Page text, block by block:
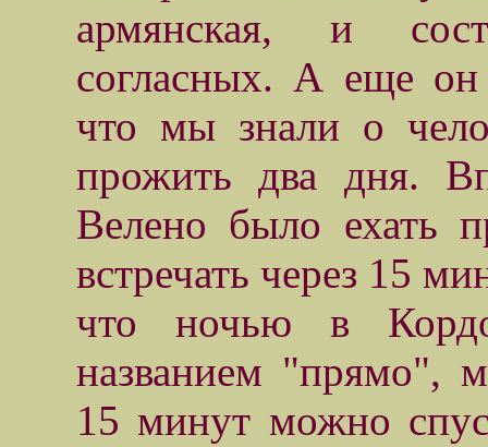
армянская, и
согласных. А еще он
что мы знали о
прожить два дня.
Велено было ехать
встречать через 15
что ночью в
названием "прямо",
15 минут можно